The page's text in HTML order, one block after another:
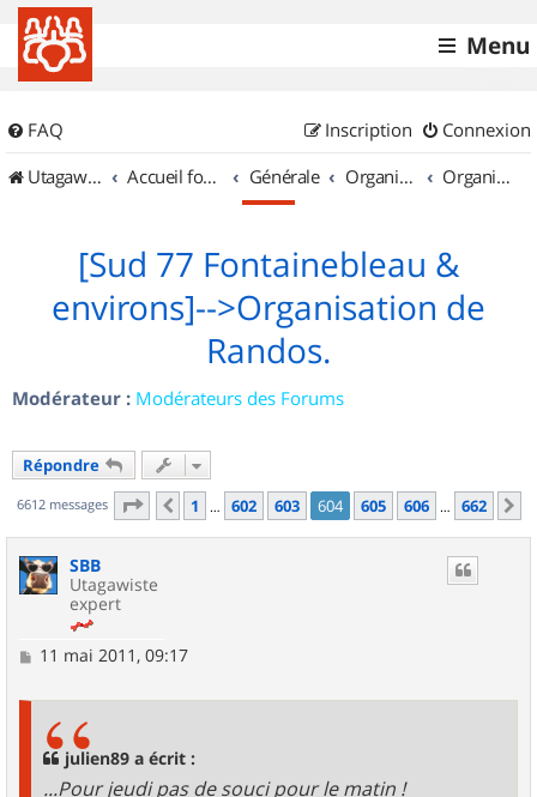
Menu
FAQ Connexion
Inscription
UtagawaVTT (Randos VTT et VTTAE avec traces GPS)
Accueil forum Générale Organisation de sorties & Recherche de partenaires Organisation de sorties en région Île de France
[Sud 77 Fontainebleau &
environs]-->Organisation de
Randos.
Modérateur : Modérateurs des Forums
Répondre
6612 messages Page 604 sur662
Précédent
1 … 602 603 604 605 606 … 662
SBB
Utagawiste
expert
M11 mai 2011, 09:17
julien89 a écrit :
...Pour jeudi pas de souci pour le matin !